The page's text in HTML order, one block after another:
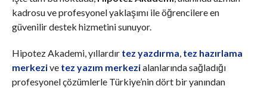
kadrosu ve profesyonel yaklaşımı ile öğrencilere en
güvenilir destek hizmetini sunuyor.
Hipotez Akademi, yıllardır tez yazdırma, tez hazırlama
merkezive tez yazım merkezialanlarında sağladığı
profesyonel çözümlerle Türkiye’nin dört bir yanından